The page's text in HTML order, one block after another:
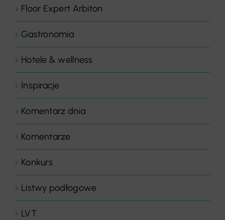
Floor Expert Arbiton
Gastronomia
Hotele & wellness
Inspiracje
Komentarz dnia
Komentarze
Konkurs
Listwy podłogowe
LVT